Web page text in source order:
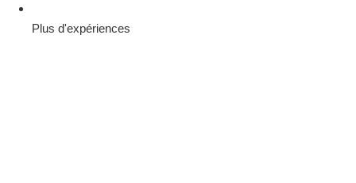
Plus d'expériences